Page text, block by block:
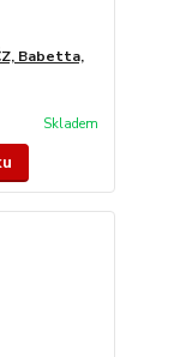
Babetta,
Skladem